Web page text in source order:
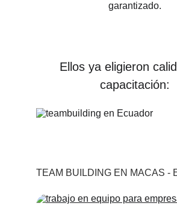
garantizado.
Ellos ya eligieron
capacitación:
TEAM BUILDING EN MACAS -